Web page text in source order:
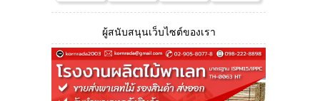
ผู้สนับสนุนเว็บไซต์ของเรา